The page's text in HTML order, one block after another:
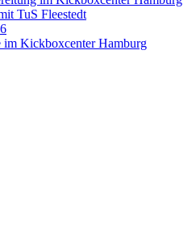
TuS Fleestedt
im Kickboxcenter Hamburg